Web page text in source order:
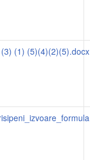
(1) (5)(4)(2)(5).docx